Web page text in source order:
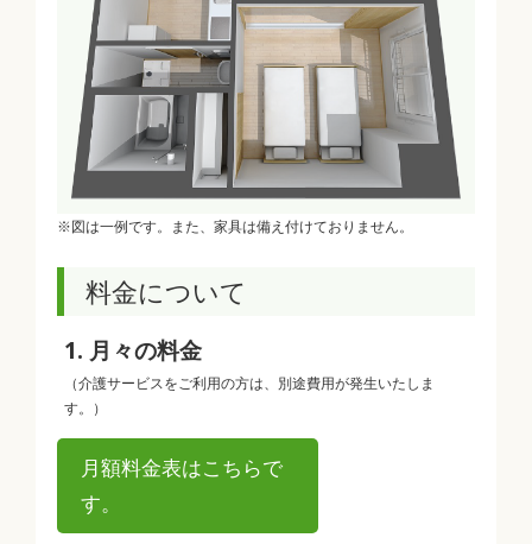
※図は一例です。また、家具は備え付けておりません。
料金について
1. 月々の料金
（介護サービスをご利用の方は、別途費用が発生いたしま
す。）
月額料金表はこちらで
す。